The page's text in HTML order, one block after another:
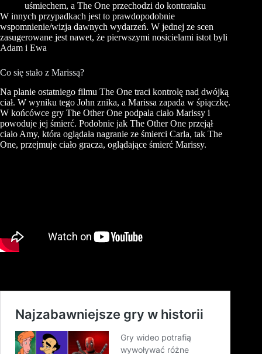
uśmiechem, a The One przechodzi do kontrataku
W innych przypadkach jest to prawdopodobnie
wspomnienie/wizja dawnych wydarzeń. W jednej ze scen
zasugerowane jest nawet, że pierwszymi nosicielami istot byli
Adam i Ewa
Co się stało z Marissą?
Na planie ostatniego filmu The One traci kontrolę nad dwójką
ciał. W wyniku tego John znika, a Marissa zapada w śpiączkę.
W końcówce gry The Other One podpala ciało Marissy i
powoduje jej śmierć. Podobnie jak The Other One przejął
ciało Amy, która oglądała nagranie ze śmierci Carla, tak The
One, przejmuje ciało gracza, oglądające śmierć Marissy.